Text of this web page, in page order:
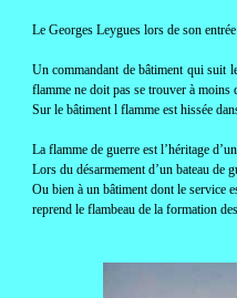
Le Georges Leygues lors de son
Un commandant de bâtiment qui suit
flamme ne doit pas se trouver à moins
Sur le bâtiment l flamme est hissée
La flamme de guerre est l’héritage
Lors du désarmement d’un bateau de
Ou bien à un bâtiment dont le service
reprend le flambeau de la formation